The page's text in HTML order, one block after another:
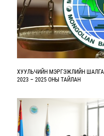
ХУУЛЬЧИЙН МЭРГЭЖЛИЙН
2023 – 2025 ОНЫ ТАЙЛАН